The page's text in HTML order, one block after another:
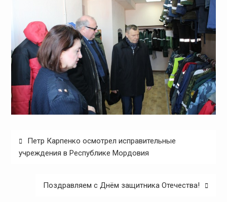
Навигация
по
Петр Карпенко осмотрел исправительные
учреждения в Республике Мордовия
Поздравляем с Днём защитника Отечества!